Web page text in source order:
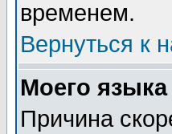
временем.
Вернуться к
Моего языка
Причина